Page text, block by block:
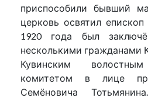
приспособили бывший
церковь освятил
1920 года был
несколькими гражданами
Кувинским
комитетом в лице
Семёновича